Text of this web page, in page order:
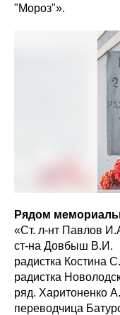
"Мороз"».
Рядом
«Ст. л-нт Павлов
ст-на Довбыш В.И.
радистка Костина
радистка
ряд. Харитоненко
переводчица